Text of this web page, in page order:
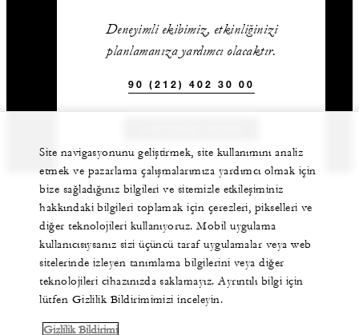
Deneyimli ekibimiz, etkinliğinizi
planlamanıza yardımcı olacaktır.
90 (212) 402 30 00
Site navigasyonunu geliştirmek, site kullanımını analiz
etmek ve pazarlama çalışmalarımıza yardımcı olmak için
bize sağladığınız bilgileri ve sitemizle etkileşiminiz
hakkındaki bilgileri toplamak için çerezleri, pikselleri ve
diğer teknolojileri kullanıyoruz. Mobil uygulama
kullanıcısıysanız sizi üçüncü taraf uygulamalar veya web
sitelerinde izleyen tanımlama bilgilerini veya diğer
teknolojileri cihazınızda saklamayız. Ayrıntılı bilgi için
lütfen Gizlilik Bildirimimizi inceleyin.
Gizlilik Bildirimi